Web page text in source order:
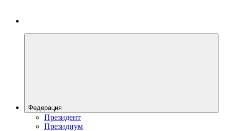
Федерация
Президент
Президиум